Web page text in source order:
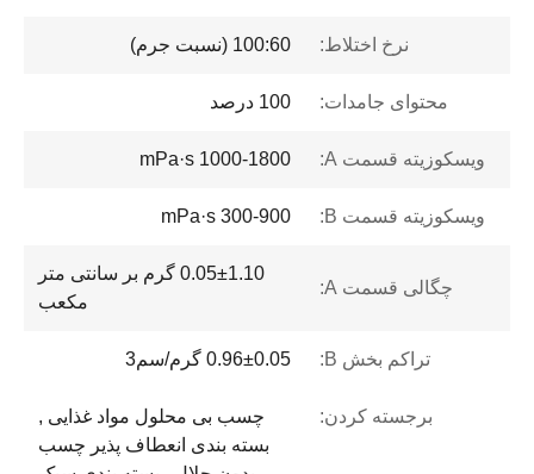
نرخ اختلاط: 100:60 (نسبت جرم)
محتوای جامدات: 100 درصد
ویسکوزیته قسمت A: 1000-1800 mPa·s
ویسکوزیته قسمت B: 300-900 mPa·s
چگالی قسمت A:
0.05±1.10 گرم بر سانتی متر
مکعب
تراکم بخش B: 0.96±0.05 گرم/سم3
برجسته کردن:
چسب بی محلول مواد غذایی ,
بسته بندی انعطاف پذیر چسب